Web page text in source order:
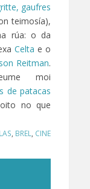
gaufres
teimosía),
rúa: o da
Celta e o
Reitman.
moi
de patacas
no que
BREL CINE